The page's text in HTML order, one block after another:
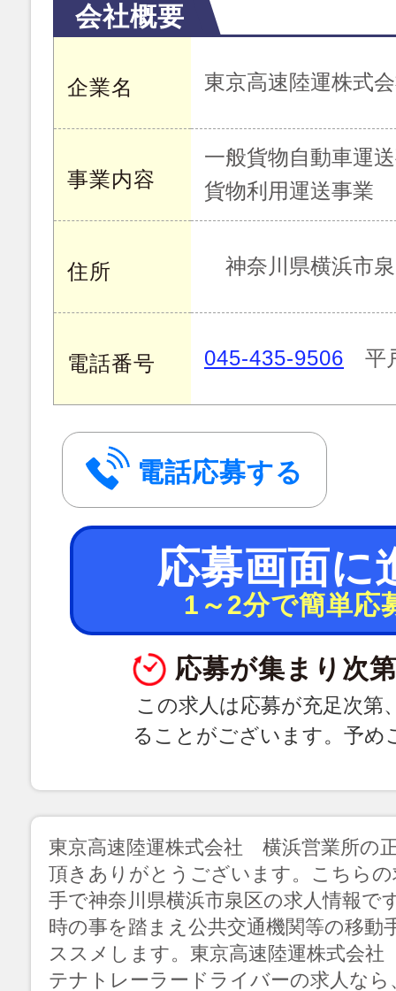
会社概要
企業名 東京高速陸運株式
事業内容
一般貨物自動車運
貨物利用運送事業
住所 神奈川県横浜市
電話番号 045-435-9506 平
電話応募する
応募画面に
1～2分で簡単応
応募が集まり次
この求人は応募が充足次第
ることがございます。予め
東京高速陸運株式会社 横浜営業所の
頂きありがとうございます。こちら
手で神奈川県横浜市泉区の求人情報で
時の事を踏まえ公共交通機関等の移動
ススメします。東京高速陸運株式会
テナトレーラードライバーの求人な